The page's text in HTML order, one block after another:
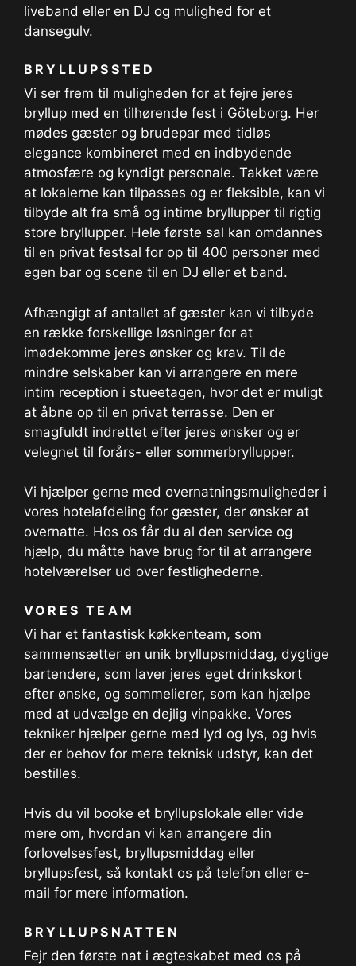
liveband eller en DJ og mulighed for et
dansegulv.
BRYLLUPSSTED
Vi ser frem til muligheden for at fejre jeres
bryllup med en tilhørende fest i Göteborg. Her
mødes gæster og brudepar med tidløs
elegance kombineret med en indbydende
atmosfære og kyndigt personale. Takket være
at lokalerne kan tilpasses og er fleksible, kan vi
tilbyde alt fra små og intime bryllupper til rigtig
store bryllupper. Hele første sal kan omdannes
til en privat festsal for op til 400 personer med
egen bar og scene til en DJ eller et band.
Afhængigt af antallet af gæster kan vi tilbyde
en række forskellige løsninger for at
imødekomme jeres ønsker og krav. Til de
mindre selskaber kan vi arrangere en mere
intim reception i stueetagen, hvor det er muligt
at åbne op til en privat terrasse. Den er
smagfuldt indrettet efter jeres ønsker og er
velegnet til forårs- eller sommerbryllupper.
Vi hjælper gerne med overnatningsmuligheder i
vores hotelafdeling for gæster, der ønsker at
overnatte. Hos os får du al den service og
hjælp, du måtte have brug for til at arrangere
hotelværelser ud over festlighederne.
VORES TEAM
Vi har et fantastisk køkkenteam, som
sammensætter en unik bryllupsmiddag, dygtige
bartendere, som laver jeres eget drinkskort
efter ønske, og sommelierer, som kan hjælpe
med at udvælge en dejlig vinpakke. Vores
tekniker hjælper gerne med lyd og lys, og hvis
der er behov for mere teknisk udstyr, kan det
bestilles.
Hvis du vil booke et bryllupslokale eller vide
mere om, hvordan vi kan arrangere din
forlovelsesfest, bryllupsmiddag eller
bryllupsfest, så kontakt os på telefon eller e-
mail for mere information.
BRYLLUPSNATTEN
Fejr den første nat i ægteskabet med os på